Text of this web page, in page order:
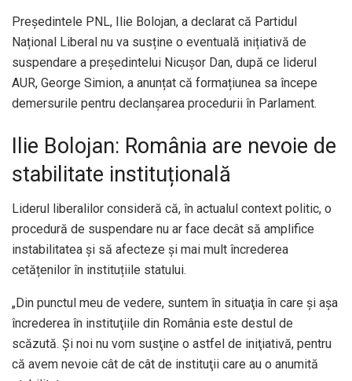
Președintele PNL, Ilie Bolojan, a declarat că Partidul
Național Liberal nu va susține o eventuală inițiativă de
suspendare a președintelui Nicușor Dan, după ce liderul
AUR, George Simion, a anunțat că formațiunea sa începe
demersurile pentru declanșarea procedurii în Parlament.
Ilie Bolojan: România are nevoie de
stabilitate instituțională
Liderul liberalilor consideră că, în actualul context politic, o
procedură de suspendare nu ar face decât să amplifice
instabilitatea și să afecteze și mai mult încrederea
cetățenilor în instituțiile statului.
„Din punctul meu de vedere, suntem în situaţia în care şi aşa
încrederea în instituţiile din România este destul de
scăzută. Şi noi nu vom susţine o astfel de iniţiativă, pentru
că avem nevoie cât de cât de instituţii care au o anumită